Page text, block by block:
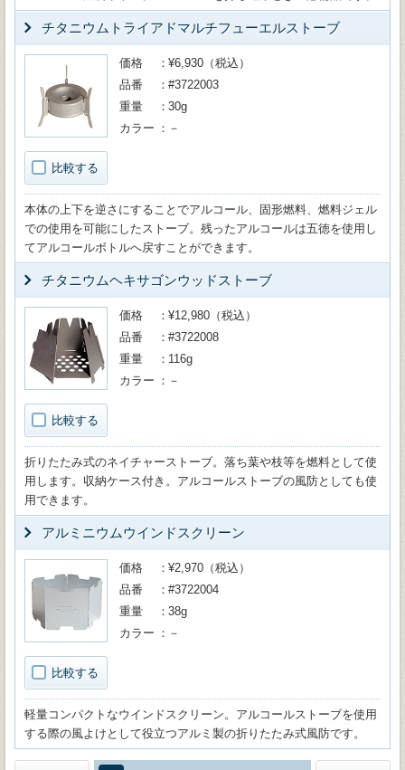
チタニウムトライアドマルチフューエルストーブ
比較する
価格
¥6,930（税込）
品番
#3722003
重量
30g
カラー
－
本体の上下を逆さにすることでアルコール、固形燃料、燃料ジェル
での使用を可能にしたストーブ。残ったアルコールは五徳を使用し
てアルコールボトルへ戻すことができます。
チタニウムヘキサゴンウッドストーブ
比較する
価格
¥12,980（税込）
品番
#3722008
重量
116g
カラー
－
折りたたみ式のネイチャーストーブ。落ち葉や枝等を燃料として使
用します。収納ケース付き。アルコールストーブの風防としても使
用できます。
アルミニウムウインドスクリーン
比較する
価格
¥2,970（税込）
品番
#3722004
重量
38g
カラー
－
軽量コンパクトなウインドスクリーン。アルコールストーブを使用
する際の風よけとして役立つアルミ製の折りたたみ式風防です。